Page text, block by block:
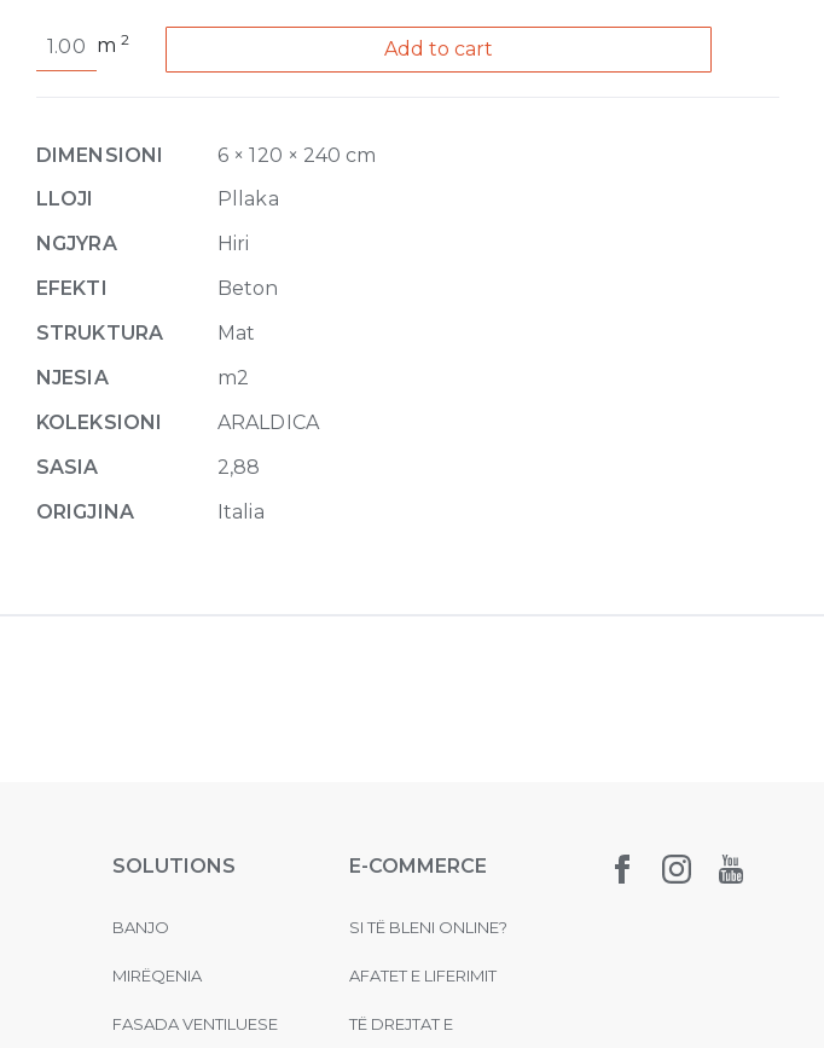
Base
120
x
quantity
m2 Add to cart
DIMENSIONI
6 × 120 × 240 cm
LLOJI
Pllaka
NGJYRA
Hiri
EFEKTI
Beton
STRUKTURA
Mat
NJESIA
m2
KOLEKSIONI
ARALDICA
SASIA
2,88
ORIGJINA
Italia
SOLUTIONS
BANJO
MIRËQENIA
FASADA VENTILUESE
E-COMMERCE
SI TË BLENI ONLINE?
AFATET E LIFERIMIT
TË DREJTAT E